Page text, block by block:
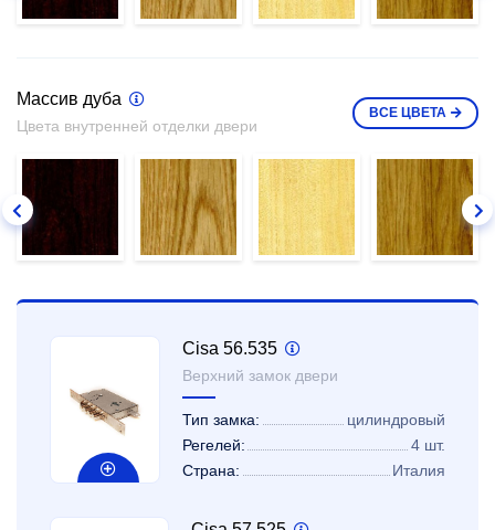
Массив дуба
Цвета внутренней отделки двери
ВСЕ ЦВЕТА
Cisa 56.535
Верхний замок двери
Тип замка:
цилиндровый
Регелей:
4 шт.
Страна:
Италия